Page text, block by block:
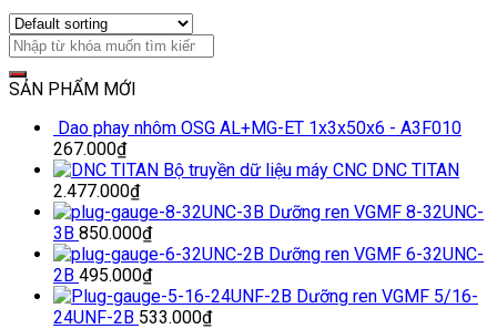
SẢN PHẨM MỚI
Dao phay nhôm OSG AL+MG-ET 1x3x50x6 - A3F010
267.000₫
Bộ truyền dữ liệu máy CNC DNC TITAN
2.477.000₫
Dưỡng ren VGMF 8-32UNC-
3B 850.000₫
Dưỡng ren VGMF 6-32UNC-
2B 495.000₫
Dưỡng ren VGMF 5/16-
24UNF-2B 533.000₫